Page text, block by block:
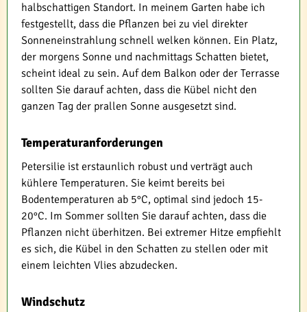
halbschattigen Standort. In meinem Garten habe ich
festgestellt, dass die Pflanzen bei zu viel direkter
Sonneneinstrahlung schnell welken können. Ein Platz,
der morgens Sonne und nachmittags Schatten bietet,
scheint ideal zu sein. Auf dem Balkon oder der Terrasse
sollten Sie darauf achten, dass die Kübel nicht den
ganzen Tag der prallen Sonne ausgesetzt sind.
Temperaturanforderungen
Petersilie ist erstaunlich robust und verträgt auch
kühlere Temperaturen. Sie keimt bereits bei
Bodentemperaturen ab 5°C, optimal sind jedoch 15-
20°C. Im Sommer sollten Sie darauf achten, dass die
Pflanzen nicht überhitzen. Bei extremer Hitze empfiehlt
es sich, die Kübel in den Schatten zu stellen oder mit
einem leichten Vlies abzudecken.
Windschutz